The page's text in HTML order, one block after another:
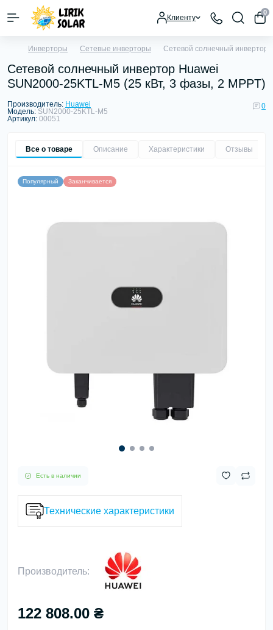
Клиенту
0
Инверторы Сетевые инверторы Сетевой солнечный инвертор
Сетевой солнечный инвертор Huawei
SUN2000-25KTL-M5 (25 кВт, 3 фазы, 2 MPPT)
Производитель: Huawei
Модель: SUN2000-25KTL-M5
Артикул: 00051
0
Все о товаре Описание Характеристики Отзывы
Популярный Заканчивается
Есть в наличии
Технические характеристики
Производитель:
122 808.00 ₴